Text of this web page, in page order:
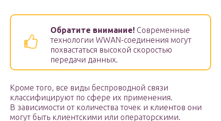
Обратите внимание! Современные
технологии WWAN-соединения могут
похвастаться высокой скоростью
передачи данных.
Кроме того, все виды беспроводной связи
классифицируют по сфере их применения.
В зависимости от количества точек и клиентов они
могут быть клиентскими или операторскими.